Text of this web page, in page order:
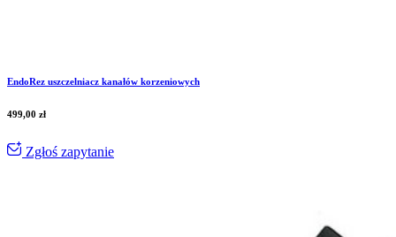
EndoRez uszczelniacz kanałów korzeniowych
499,00 zł
Zgłoś zapytanie